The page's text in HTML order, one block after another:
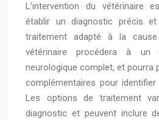
L’intervention du vétérinaire
établir un diagnostic précis
traitement adapté à la
vétérinaire procédera à un
neurologique complet, et pourra
complémentaires pour identifier
Les options de traitement
diagnostic et peuvent inclure